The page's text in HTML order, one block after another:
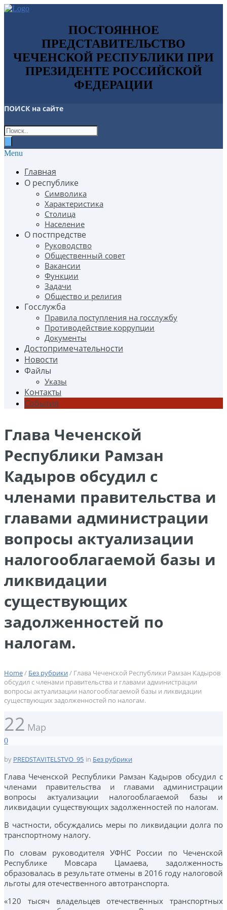
ПОСТОЯННОЕ
ПРЕДСТАВИТЕЛЬСТВО
ЧЕЧЕНСКОЙ РЕСПУБЛИКИ ПРИ
ПРЕЗИДЕНТЕ РОССИЙСКОЙ
ФЕДЕРАЦИИ
ПОИСК на сайте
Menu
Главная
О республике
Символика
Характеристика
Столица
Население
О постпредстве
Руководство
Общественный совет
Вакансии
Функции
Задачи
Общество и религия
Госслужба
Правила поступления на госслужбу
Противодействие коррупции
Документы
Достопримечательности
Новости
Файлы
Указы
Контакты
События
Глава Чеченской
Республики Рамзан
Кадыров обсудил с
членами правительства и
главами администрации
вопросы актуализации
налогооблагаемой базы и
ликвидации
существующих
задолженностей по
налогам.
Home/ Без рубрики/ Глава Чеченской Республики Рамзан Кадыров
обсудил с членами правительства и главами администрации
вопросы актуализации налогооблагаемой базы и ликвидации
существующих задолженностей по налогам.
22 Мар
0
by PREDSTAVITELSTVO_95 in Без рубрики
Глава Чеченской Республики Рамзан Кадыров обсудил с
членами правительства и главами администрации
вопросы актуализации налогооблагаемой базы и
ликвидации существующих задолженностей по налогам.
В частности, обсуждались меры по ликвидации долга по
транспортному налогу.
По словам руководителя УФНС России по Чеченской
Республике Мовсара Цамаева, задолженность
образовалась в результате отмены в 2016 году налоговой
льготы для отечественного автотранспорта.
«120 тысяч владельцев отечественных транспортных